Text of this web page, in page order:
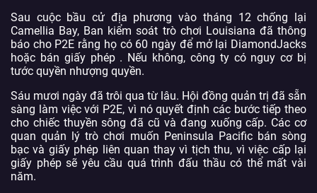
Sau cuộc bầu cử địa phương vào tháng 12 chống lại
Camellia Bay, Ban kiểm soát trò chơi Louisiana đã thông
báo cho P2E rằng họ có 60 ngày để mở lại DiamondJacks
hoặc bán giấy phép . Nếu không, công ty có nguy cơ bị
tước quyền nhượng quyền.
Sáu mươi ngày đã trôi qua từ lâu. Hội đồng quản trị đã sẵn
sàng làm việc với P2E, vì nó quyết định các bước tiếp theo
cho chiếc thuyền sông đã cũ và đang xuống cấp. Các cơ
quan quản lý trò chơi muốn Peninsula Pacific bán sòng
bạc và giấy phép liên quan thay vì tịch thu, vì việc cấp lại
giấy phép sẽ yêu cầu quá trình đấu thầu có thể mất vài
năm.